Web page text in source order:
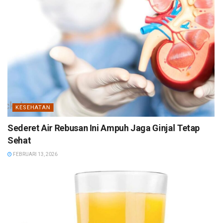
KESEHATAN
Sederet Air Rebusan Ini Ampuh Jaga Ginjal Tetap
Sehat
FEBRUARI 13, 2026